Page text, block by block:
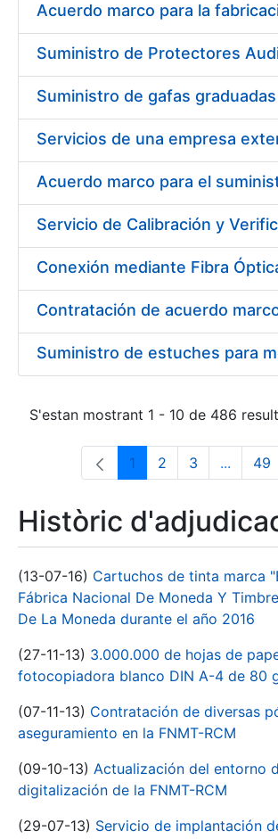
S'estan mostrant 1 - 10 de 486
Pàgina
1 Pàgina
2 Pàgina
3 ... 49
Històric
(13-07-16) Cartuchos de tinta marca
Fábrica Nacional De Moneda Y
De La Moneda durante el año 2016
(27-11-13) 3.000.000 de hojas de
fotocopiadora blanco DIN A-4 de 80
(07-11-13) Contratación de diversas
aseguramiento en la FNMT-RCM
(09-10-13) Actualización del entorno
digitalización de la FNMT-RCM
(29-07-13) Servicio de implantación